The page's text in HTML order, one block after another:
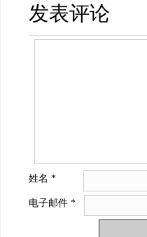
发表评论
姓名 *
电子邮件 *